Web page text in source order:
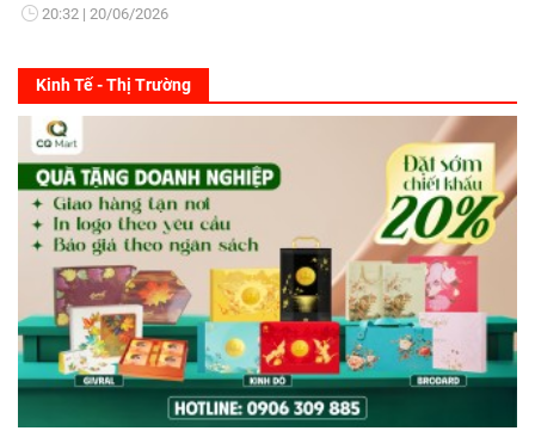
20:32 20/06/2026
Kinh Tế - Thị Trường